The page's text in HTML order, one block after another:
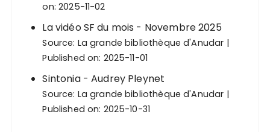
on: 2025-11-02
La vidéo SF du mois - Novembre 2025
Source: La grande bibliothèque d'Anudar
Published on: 2025-11-01
Sintonia - Audrey Pleynet
Source: La grande bibliothèque d'Anudar
Published on: 2025-10-31